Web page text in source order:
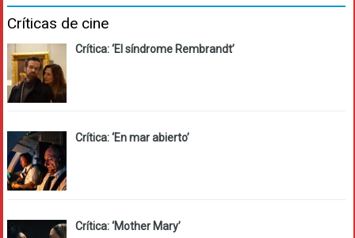
Críticas de cine
Crítica: ‘El síndrome Rembrandt’
Crítica: ‘En mar abierto’
Crítica: ‘Mother Mary’